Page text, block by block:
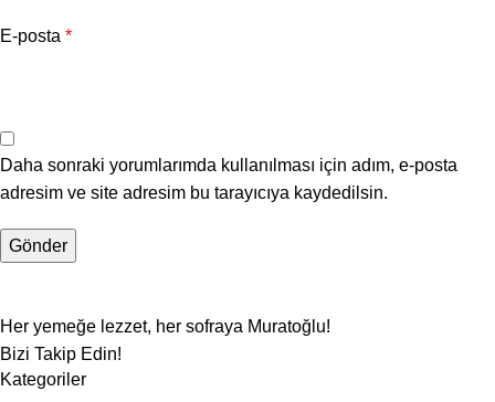
E-posta *
Daha sonraki yorumlarımda kullanılması için adım, e-posta
adresim ve site adresim bu tarayıcıya kaydedilsin.
Her yemeğe lezzet, her sofraya Muratoğlu!
Bizi Takip Edin!
Kategoriler